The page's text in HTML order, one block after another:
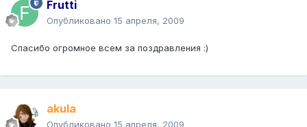
Frutti
Опубликовано 15 апреля, 2009
Спасибо огромное всем за поздравления :)
akula
Опубликовано 15 апреля, 2009